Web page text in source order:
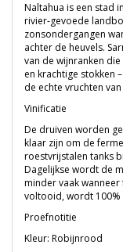
Naltahua is een stad
rivier-gevoede
zonsondergangen
achter de heuvels.
van de wijnranken
en krachtige stokken
de echte vruchten
Vinificatie
De druiven worden
klaar zijn om de
roestvrijstalen tanks
Dagelijkse wordt de
minder vaak
voltooid, wordt 100%
Proefnotitie
Kleur: Robijnrood